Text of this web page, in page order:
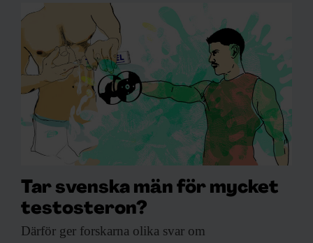
Tar svenska män för mycket
testosteron?
Därför ger forskarna olika svar om